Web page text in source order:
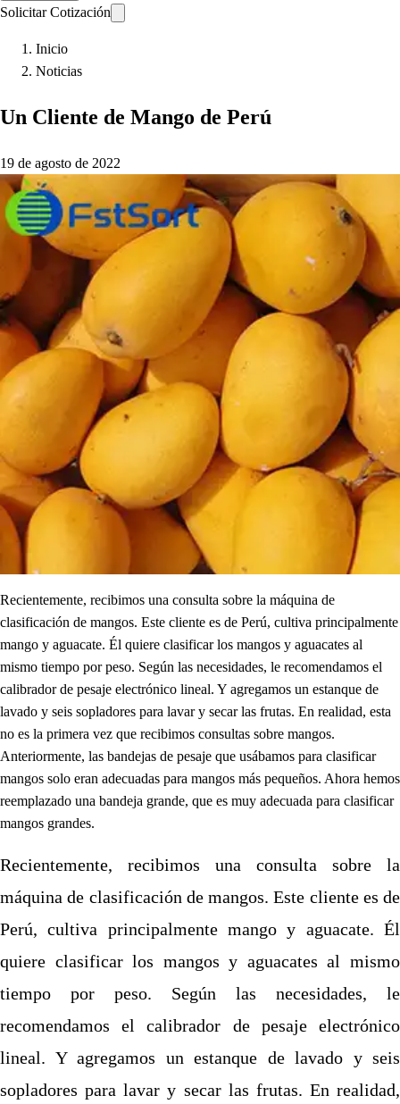
Solicitar Cotización
Inicio
Noticias
Un Cliente de Mango de Perú
19 de agosto de 2022
Recientemente, recibimos una consulta sobre la máquina de
clasificación de mangos. Este cliente es de Perú, cultiva principalmente
mango y aguacate. Él quiere clasificar los mangos y aguacates al
mismo tiempo por peso. Según las necesidades, le recomendamos el
calibrador de pesaje electrónico lineal. Y agregamos un estanque de
lavado y seis sopladores para lavar y secar las frutas. En realidad, esta
no es la primera vez que recibimos consultas sobre mangos.
Anteriormente, las bandejas de pesaje que usábamos para clasificar
mangos solo eran adecuadas para mangos más pequeños. Ahora hemos
reemplazado una bandeja grande, que es muy adecuada para clasificar
mangos grandes.
Recientemente, recibimos una consulta sobre la
máquina de clasificación de mangos. Este cliente es de
Perú, cultiva principalmente mango y aguacate. Él
quiere clasificar los mangos y aguacates al mismo
tiempo por peso. Según las necesidades, le
recomendamos el calibrador de pesaje electrónico
lineal. Y agregamos un estanque de lavado y seis
sopladores para lavar y secar las frutas. En realidad,